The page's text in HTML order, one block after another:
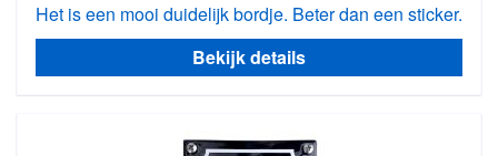
Het is een mooi duidelijk bordje. Beter dan een sticker.
Bekijk details